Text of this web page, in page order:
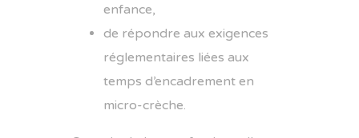
enfance,
de répondre aux exigences
réglementaires liées aux
temps d’encadrement en
micro-crèche.